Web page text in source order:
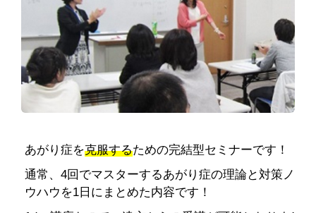
あがり症を克服するための完結型セミナーです！
通常、4回でマスターするあがり症の理論と対策ノ
ウハウを1日にまとめた内容です！